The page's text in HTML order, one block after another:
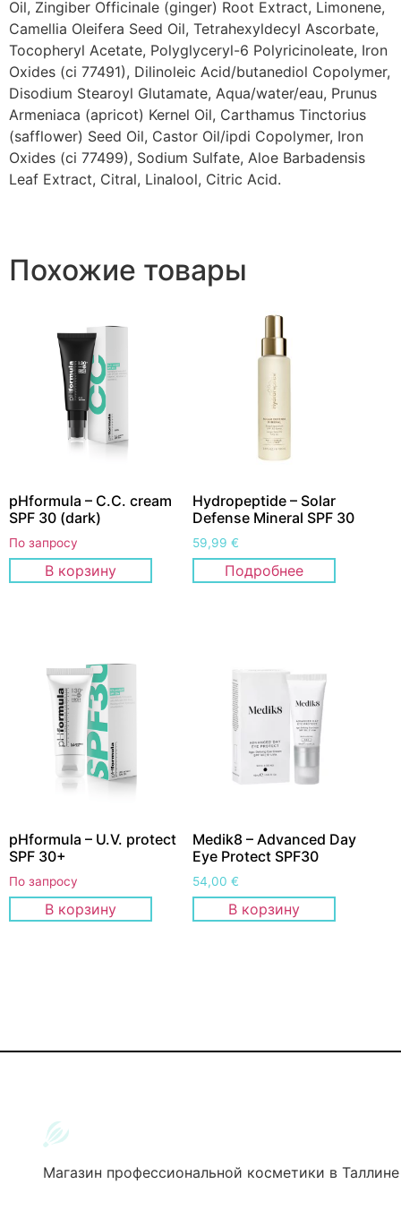
Oil, Zingiber Officinale (ginger) Root Extract, Limonene,
Camellia Oleifera Seed Oil, Tetrahexyldecyl Ascorbate,
Tocopheryl Acetate, Polyglyceryl-6 Polyricinoleate, Iron
Oxides (ci 77491), Dilinoleic Acid/butanediol Copolymer,
Disodium Stearoyl Glutamate, Aqua/water/eau, Prunus
Armeniaca (apricot) Kernel Oil, Carthamus Tinctorius
(safflower) Seed Oil, Castor Oil/ipdi Copolymer, Iron
Oxides (ci 77499), Sodium Sulfate, Aloe Barbadensis
Leaf Extract, Citral, Linalool, Citric Acid.
Похожие товары
pHformula – C.C. cream
SPF 30 (dark)
По запросу
В корзину
Hydropeptide – Solar
Defense Mineral SPF 30
59,99€
Подробнее
pHformula – U.V. protect
SPF 30+
По запросу
В корзину
Medik8 – Advanced Day
Eye Protect SPF30
54,00€
В корзину
Магазин профессиональной косметики в Таллине